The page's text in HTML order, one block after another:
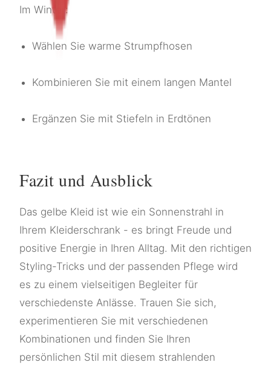
Im Winter:
Wählen Sie warme Strumpfhosen
Kombinieren Sie mit einem langen Mantel
Ergänzen Sie mit Stiefeln in Erdtönen
Fazit und Ausblick
Das gelbe Kleid ist wie ein Sonnenstrahl in
Ihrem Kleiderschrank - es bringt Freude und
positive Energie in Ihren Alltag. Mit den richtigen
Styling-Tricks und der passenden Pflege wird
es zu einem vielseitigen Begleiter für
verschiedenste Anlässe. Trauen Sie sich,
experimentieren Sie mit verschiedenen
Kombinationen und finden Sie Ihren
persönlichen Stil mit diesem strahlenden